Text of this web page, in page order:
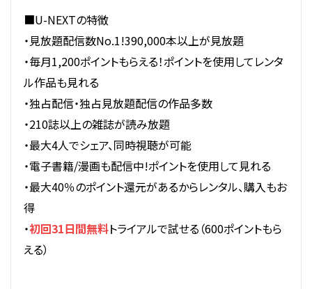
■U-NEXTの特徴
・見放題配信数No.1!390,000本以上が見放題
・毎月1,200ポイントもらえる！ポイントを使用してレンタ
ル作品も見れる
・独占配信・独占見放題配信の作品多数
・210誌以上の雑誌が読み放題
・最大4人でシェア、同時視聴が可能
・電子書籍/漫画も配信中!ポイントを使用して見れる
・最大40％のポイント還元があるからレンタル、購入もお
得
・初回31日間無料トライアルで試せる（600ポイントもら
える）